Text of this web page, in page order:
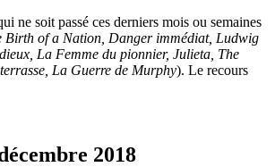
ne soit passé ces derniers mois ou semaines
Birth of a Nation, Danger immédiat, Ludwig
La Femme du pionnier, Julieta, The
La Guerre de Murphy). Le recours
2018